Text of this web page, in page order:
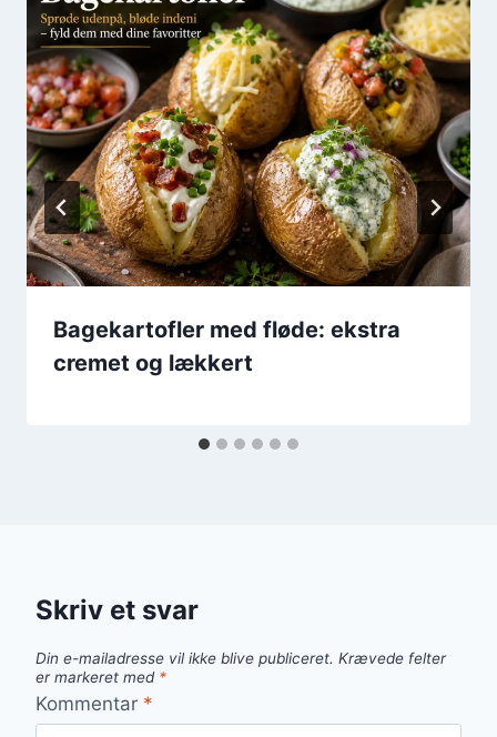
Bagekartofler med fløde: ekstra
cremet og lækkert
Skriv et svar
Din e-mailadresse vil ikke blive publiceret. Krævede felter
er markeret med *
Kommentar *